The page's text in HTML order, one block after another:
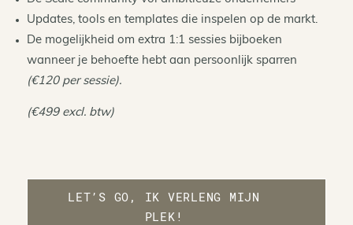
Updates, tools en templates die inspelen op de markt.
De mogelijkheid om extra 1:1 sessies bijboeken
wanneer je behoefte hebt aan persoonlijk sparren
(€120 per sessie).
(€499 excl. btw)
LET’S GO, IK VERLENG MIJN
PLEK!